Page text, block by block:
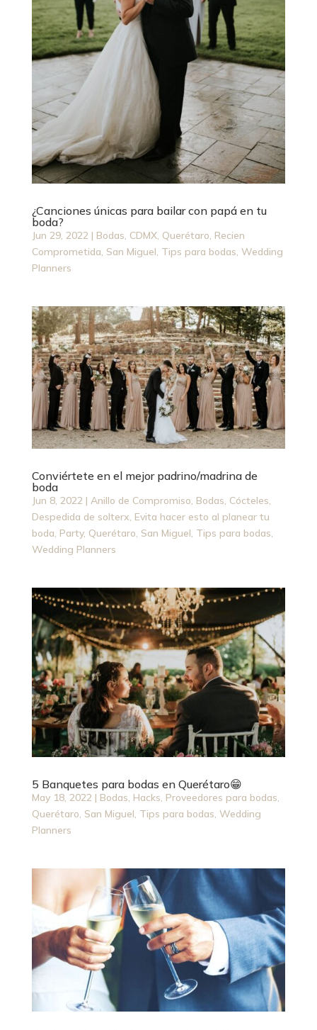
¿Canciones únicas para bailar con papá en tu
boda?
Jun 29, 2022 | Bodas, CDMX, Querétaro, Recien
Comprometida, San Miguel, Tips para bodas, Wedding
Planners
Conviértete en el mejor padrino/madrina de
boda
Jun 8, 2022 | Anillo de Compromiso, Bodas, Cócteles,
Despedida de solterx, Evita hacer esto al planear tu
boda, Party, Querétaro, San Miguel, Tips para bodas,
Wedding Planners
5 Banquetes para bodas en Querétaro😁
May 18, 2022 | Bodas, Hacks, Proveedores para bodas,
Querétaro, San Miguel, Tips para bodas, Wedding
Planners